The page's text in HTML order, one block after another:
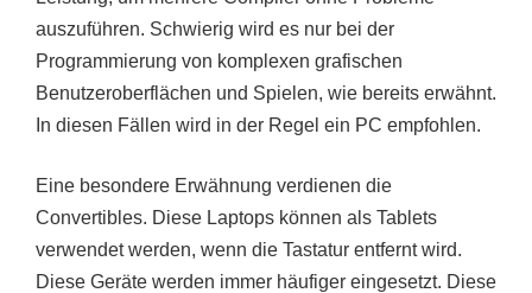
auszuführen. Schwierig wird es nur bei der
Programmierung von komplexen grafischen
Benutzeroberflächen und Spielen, wie bereits erwähnt.
In diesen Fällen wird in der Regel ein PC empfohlen.
Eine besondere Erwähnung verdienen die
Convertibles. Diese Laptops können als Tablets
verwendet werden, wenn die Tastatur entfernt wird.
Diese Geräte werden immer häufiger eingesetzt. Diese